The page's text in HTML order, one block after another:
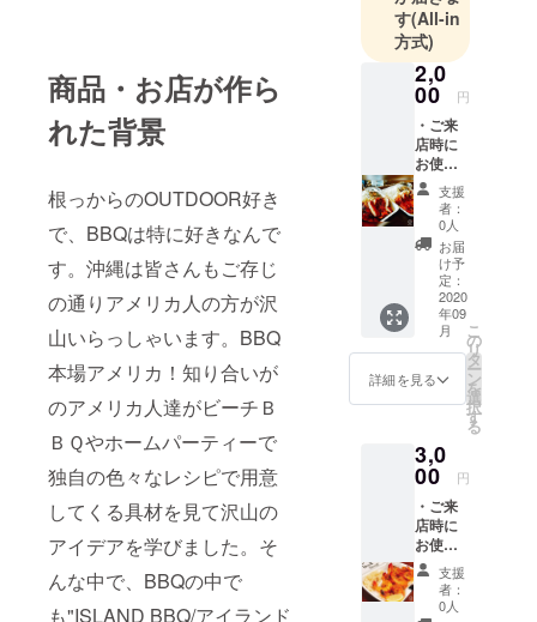
商品・お店が作ら
れた背景
根っからのOUTDOOR好き
で、BBQは特に好きなんで
す。沖縄は皆さんもご存じ
の通りアメリカ人の方が沢
山いらっしゃいます。BBQ
本場アメリカ！知り合いが
のアメリカ人達がビーチＢ
ＢＱやホームパーティーで
独自の色々なレシピで用意
してくる具材を見て沢山の
アイデアを学びました。そ
んな中で、BBQの中で
も"ISLAND BBQ/アイランド
す(All-in
方式)
2,0
00 円
・ご来
店時に
お使い
頂ける
クーポ
ン券
（BBQ
チキン
プレー
ト１
つ）と
サン
キュー
カード *
ご支援
希望の
お渡し
方法
（郵送
or ご来
店時手
渡し）
を備考
欄にご
支援
者：
0人
お届
け予
定：
2020
年09
月
詳細を見る
こ
の
リ
タ
ー
ン
を
選
択
す
る
3,0
00 円
・ご来
店時に
お使い
頂ける
クーポ
ン券
支援
者：
0人